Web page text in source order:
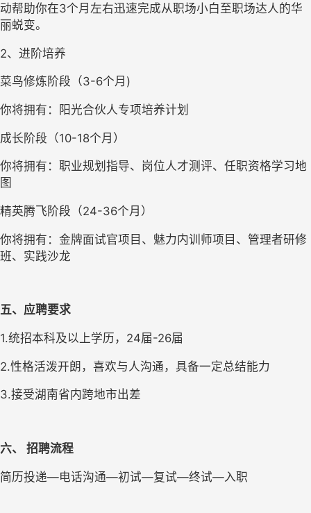
动帮助你在3个月左右迅速完成从职场小白至职场达人的华
丽蜕变。
2、进阶培养
菜鸟修炼阶段（3-6个月)
你将拥有：阳光合伙人专项培养计划
成长阶段（10-18个月）
你将拥有：职业规划指导、岗位人才测评、任职资格学习地
图
精英腾飞阶段（24-36个月）
你将拥有：金牌面试官项目、魅力内训师项目、管理者研修
班、实践沙龙
五、应聘要求
1.统招本科及以上学历，24届-26届
2.性格活泼开朗，喜欢与人沟通，具备一定总结能力
3.接受湖南省内跨地市出差
六、 招聘流程
简历投递—电话沟通—初试—复试—终试—入职